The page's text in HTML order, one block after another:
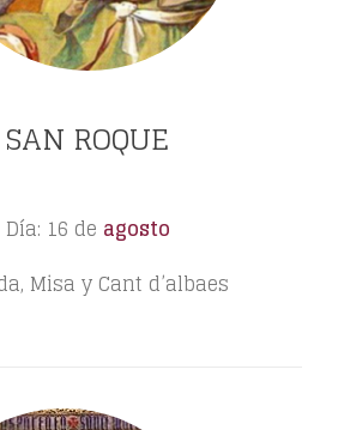
SAN ROQUE
Día: 16 de agosto
Misa y Cant d’albaes